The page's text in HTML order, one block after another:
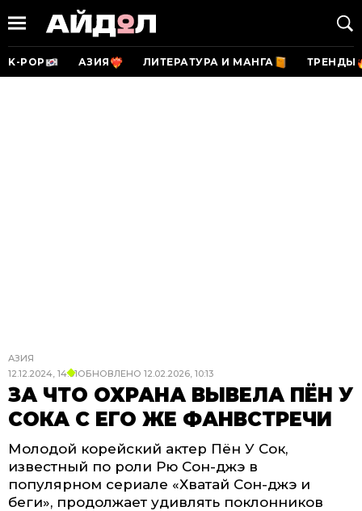
K-POP АЗИЯ ЛИТЕРАТУРА И МАНГА ТРЕНДЫ
АЗИЯ
12.12.2024, 14:01ОБНОВЛЕНО 12.02.2026, 10:13
ЗА ЧТО ОХРАНА ВЫВЕЛА ПЁН У
СОКА С ЕГО ЖЕ ФАНВСТРЕЧИ
Молодой корейский актер Пён У Сок,
известный по роли Рю Сон-джэ в
популярном сериале «Хватай Сон-джэ и
беги», продолжает удивлять поклонников